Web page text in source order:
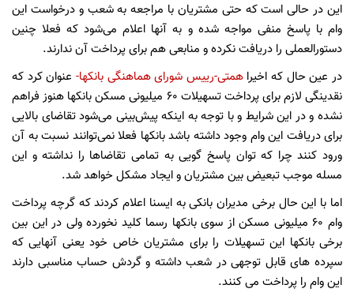
این در حالی است که حتی مشتریان با مراجعه به شعب و درخواست این
وام با پاسخ منفی مواجه شده و به آنها اعلام می‌شود که فعلا چنین
دستورالعملی را دریافت نکرده و منابعی هم برای پرداخت آن ندارند.
در عین حال که اخیراهمتی-رییس شورای هماهنگی بانکها- عنوان کرد که
نقدینگی لازم برای پرداخت تسهیلات 60 میلیونی مسکن بانکها هنوز فراهم
نشده و در این شرایط و با توجه به اینکه پیش‌بینی می‌شود تقاضای بالایی
برای دریافت این وام وجود داشته باشد بانکها فعلا نمی‌توانند نسبت به آن
ورود کنند چرا که توان پاسخ گویی به تمامی تقاضاها را نداشته و این
مسله موجب تبعیض بین مشتریان و ایجاد مشکل خواهد شد.
اما با این حال برخی مدیران بانکی به ایسنا اعلام کردند که گرچه پرداخت
وام 60 میلیونی مسکن از سوی بانکها رسما کلید نخورده ولی در این بین
برخی بانکها این تسهیلات را برای مشتریان خاص خود یعنی آنهایی که
سپرده های قابل توجهی در شعب داشته و گردش حساب مناسبی دارند
این وام را پرداخت می کنند.